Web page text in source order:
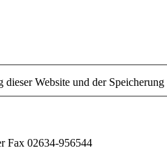
Website und der
Fax 02634-956544